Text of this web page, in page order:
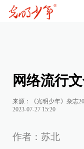
网络流行
来源：《光明少年》杂志
2023-07-27 15:20
作者：苏北